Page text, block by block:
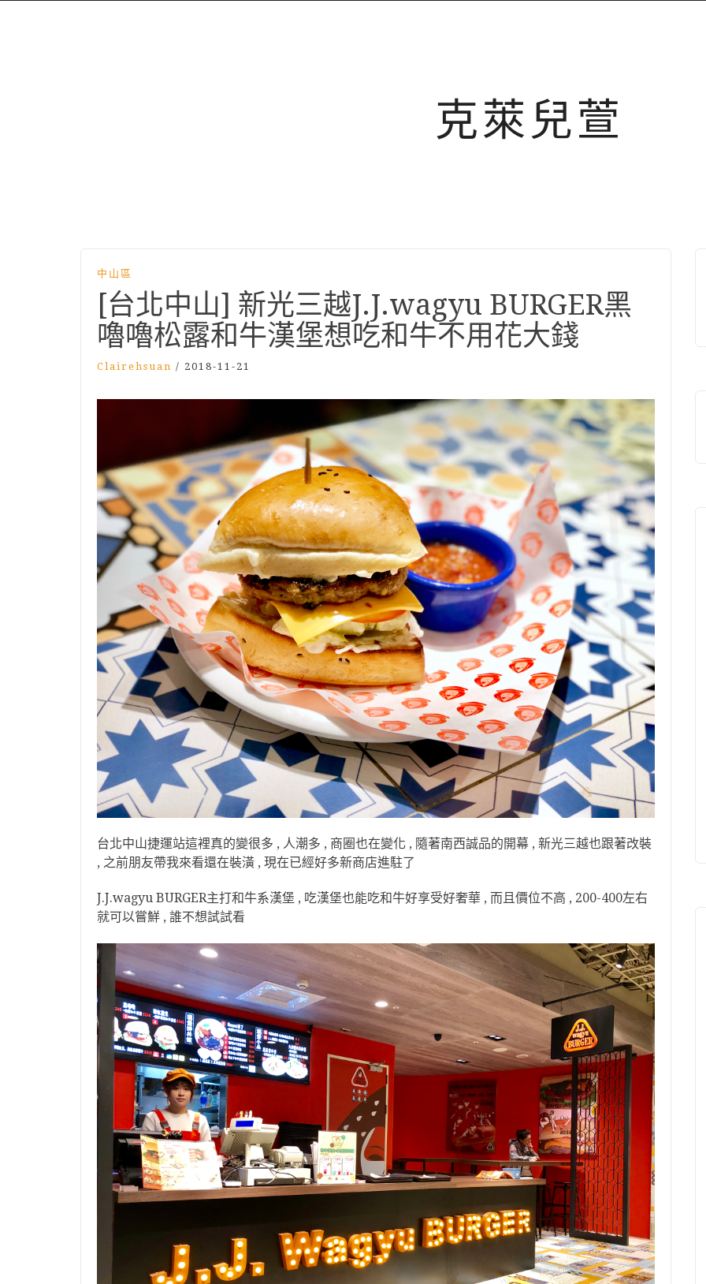
克萊兒萱
中山區
[台北中山] 新光三越J.J.wagyu BURGER黑
嚕嚕松露和牛漢堡想吃和牛不用花大錢
Clairehsuan / 2018-11-21
台北中山捷運站這裡真的變很多 , 人潮多 , 商圈也在變化 , 隨著南西誠品的開幕 , 新光三越也跟著改裝
, 之前朋友帶我來看還在裝潢 , 現在已經好多新商店進駐了
J.J.wagyu BURGER主打和牛系漢堡 , 吃漢堡也能吃和牛好享受好奢華 , 而且價位不高 , 200-400左右
就可以嘗鮮 , 誰不想試試看